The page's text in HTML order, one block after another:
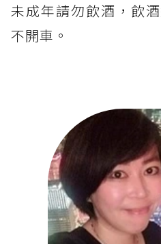
未成年請勿飲酒，飲
不開車。